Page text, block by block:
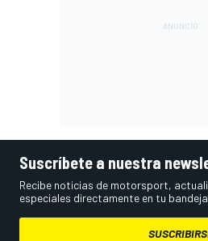
Suscríbete a nuestra
Recibe noticias de motorsport,
especiales directamente en tu